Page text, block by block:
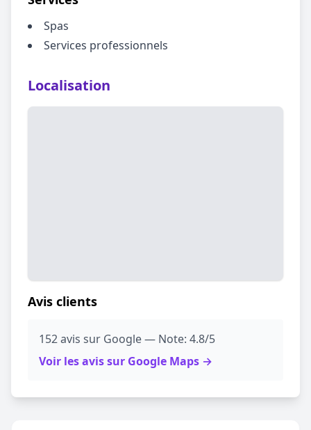
Spas
Services professionnels
Localisation
Avis clients
152 avis sur Google — Note: 4.8/5
Voir les avis sur Google Maps →